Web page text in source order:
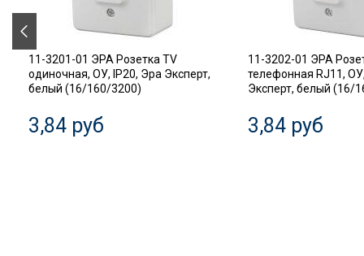
11-3201-01 ЭРА Розетка TV
одиночная, ОУ, IP20, Эра Эксперт,
белый (16/160/3200)
3,84 руб
11-3202-01 ЭРА
телефонная RJ11,
Эксперт, белый (16/
3,84 руб